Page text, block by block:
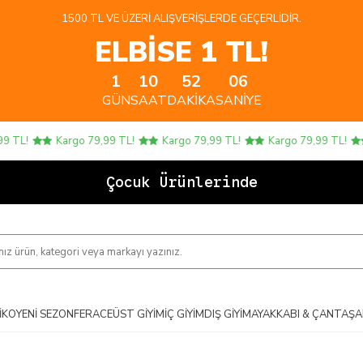
1500 TL VE ÜZERI ALIŞVERIŞLERDE GEÇERLIDIR.
ELBİSE 1 TL!
1
GÜN
10
SAAT
52
DAKIKA
05
SANIYE
Kargo 79,99 TL! Kargo 79,99 TL! Kargo 79,99 TL!
Çocuk Ürünlerinde 4 A
YENI SEZONFERACEÜST GIYIMİÇ GIYIMDIŞ GIYIMAYAKKABI & ÇANTA